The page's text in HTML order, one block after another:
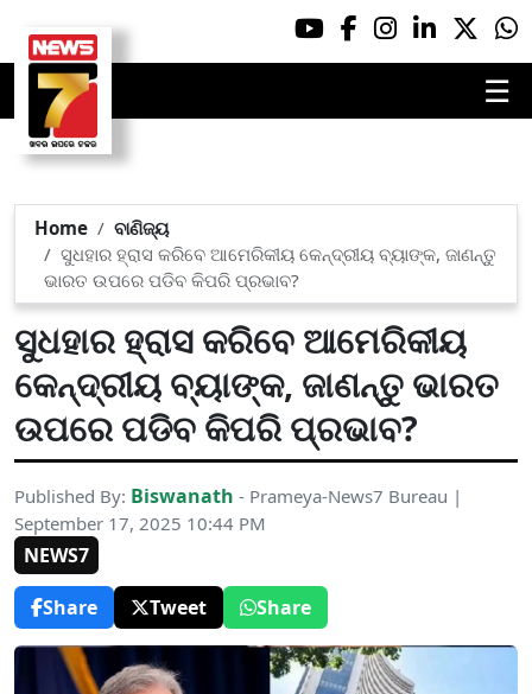
☰
Home
ବାଣିଜ୍ୟ
ସୁଧହାର ହ୍ରାସ କରିବେ ଆମେରିକୀୟ କେନ୍ଦ୍ରୀୟ ବ୍ୟାଙ୍କ, ଜାଣନ୍ତୁ
ଭାରତ ଉପରେ ପଡିବ କିପରି ପ୍ରଭାବ?
ସୁଧହାର ହ୍ରାସ କରିବେ ଆମେରିକୀୟ
କେନ୍ଦ୍ରୀୟ ବ୍ୟାଙ୍କ, ଜାଣନ୍ତୁ ଭାରତ
ଉପରେ ପଡିବ କିପରି ପ୍ରଭାବ?
Published By: Biswanath - Prameya-News7 Bureau |
September 17, 2025 10:44 PM
NEWS7
Share
Tweet Share